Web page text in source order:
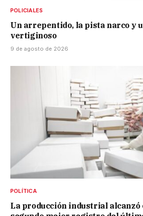
POLICIALES
Un arrepentido, la pista narco y
vertiginoso
9 de agosto de 2026
POLÍTICA
La producción industrial alcanzó